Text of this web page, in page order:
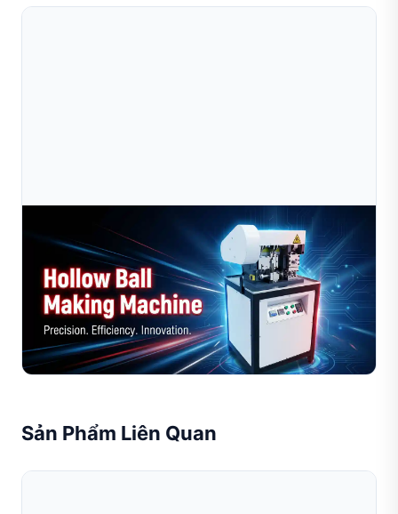
Ưu Điểm Của Việc Sử Dụng Máy Làm Bi Rỗng Tự
Động Trong Sản Xuất Trang Sức
Trong ngành sản xuất trang sức hiện đại, hiệu suất, tính
đồng nhất và chất lượng sản phẩm đóng vai trò then
chốt để duy trì khả năng cạnh tranh. Một thiết bị th...
Đọc toàn bộ bài viết
Sản Phẩm Liên Quan